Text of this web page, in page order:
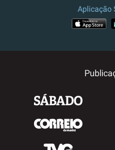
Aplicação